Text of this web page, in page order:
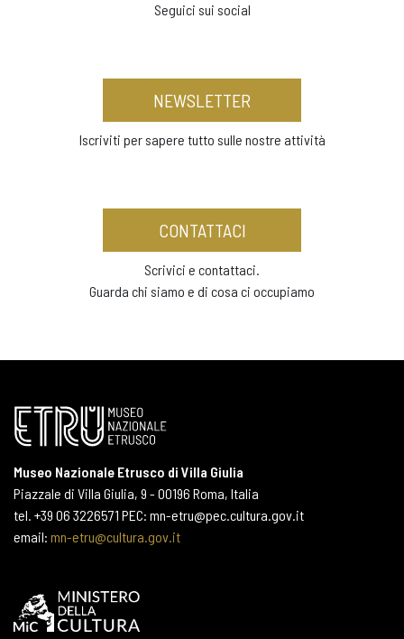
Seguici sui social
NEWSLETTER
Iscriviti per sapere tutto sulle nostre attività
CONTATTACI
Scrivici e contattaci.
Guarda chi siamo e di cosa ci occupiamo
Museo Nazionale Etrusco di Villa Giulia
Piazzale di Villa Giulia, 9 - 00196 Roma, Italia
tel. +39 06 3226571 PEC: mn-etru@pec.cultura.gov.it
email: mn-etru@cultura.gov.it